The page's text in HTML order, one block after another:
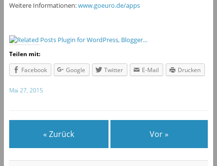
Weitere Informationen:www.goeuro.de/apps
Teilen mit:
Facebook
Google Twitter E-Mail Drucken
Mai 27, 2015
« Zurück Vor »